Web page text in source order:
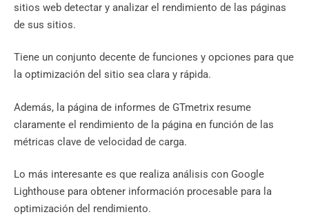
sitios web detectar y analizar el rendimiento de las páginas
de sus sitios.
Tiene un conjunto decente de funciones y opciones para que
la optimización del sitio sea clara y rápida.
Además, la página de informes de GTmetrix resume
claramente el rendimiento de la página en función de las
métricas clave de velocidad de carga.
Lo más interesante es que realiza análisis con Google
Lighthouse para obtener información procesable para la
optimización del rendimiento.